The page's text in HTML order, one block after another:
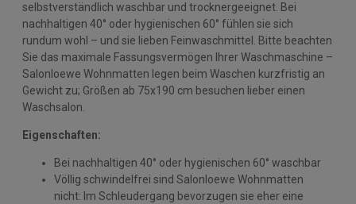
selbstverständlich waschbar und trocknergeeignet. Bei
nachhaltigen 40° oder hygienischen 60° fühlen sie sich
rundum wohl – und sie lieben Feinwaschmittel. Bitte beachten
Sie das maximale Fassungsvermögen Ihrer Waschmaschine –
Salonloewe Wohnmatten legen beim Waschen kurzfristig an
Gewicht zu; Größen ab 75x190 cm besuchen lieber einen
Waschsalon.
Eigenschaften:
Bei nachhaltigen 40° oder hygienischen 60° waschbar
Völlig schwindelfrei sind Salonloewe Wohnmatten
nicht: Im Schleudergang bevorzugen sie eher eine